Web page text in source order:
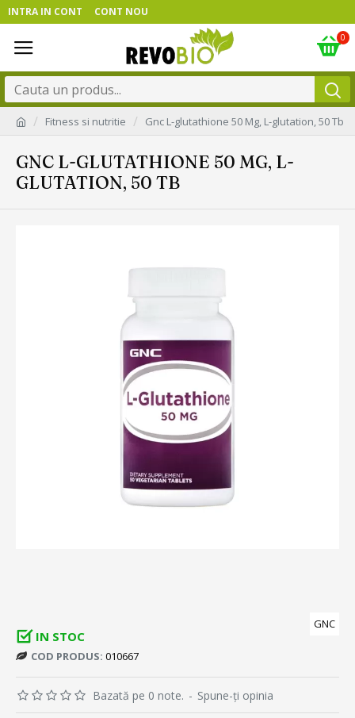
INTRA IN CONT CONT NOU
0
Fitness si nutritie Gnc L-glutathione 50 Mg, L-glutation, 50 Tb
GNC L-GLUTATHIONE 50 MG, L-
GLUTATION, 50 TB
IN STOC
COD PRODUS: 010667
GNC
Bazată pe 0 note. - Spune-ţi opinia